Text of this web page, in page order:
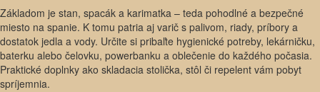
Základom je stan, spacák a karimatka – teda pohodlné a bezpečné
miesto na spanie. K tomu patria aj varič s palivom, riady, príbory a
dostatok jedla a vody. Určite si pribaľte hygienické potreby, lekárničku,
baterku alebo čelovku, powerbanku a oblečenie do každého počasia.
Praktické doplnky ako skladacia stolička, stôl či repelent vám pobyt
spríjemnia.